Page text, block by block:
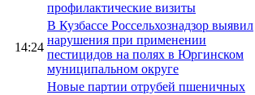
профилактические визиты
14:24
В Кузбассе Россельхознадзор выявил
нарушения при применении
пестицидов на полях в Юргинском
муниципальном округе
Новые партии отрубей пшеничных